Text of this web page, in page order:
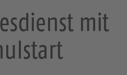
a
t
mit